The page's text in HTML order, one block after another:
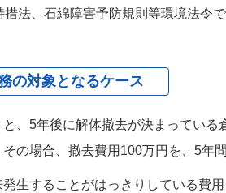
法、石綿障害予防規則等環境法令
の対象となるケース
、5年後に解体撤去が決まってい
の場合、撤去費用100万円を、5年
発生することがはっきりしている費